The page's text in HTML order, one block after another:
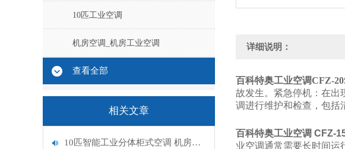
10匹工业空调
机房空调_机房工业空调
查看全部
相关文章
10匹智能工业分体柜式空调 机房重器 全能温控空调机组
详细说明：
百科特奥工业空调CFZ-
故发生。紧急停机：在出
调进行维护和检查，包括
百科特奥工业空调 CFZ-
业空调通常需要长时间运